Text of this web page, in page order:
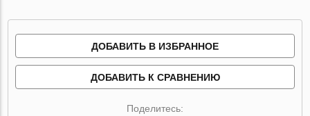
ДОБАВИТЬ В ИЗБРАННОЕ
ДОБАВИТЬ К СРАВНЕНИЮ
Поделитесь: